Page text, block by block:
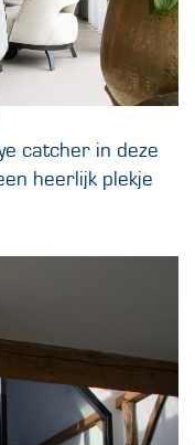
catcher in deze
heerlijk plekje